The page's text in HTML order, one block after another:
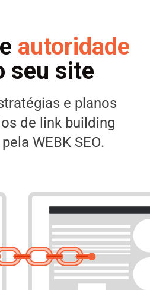
autoridade
seu site
e planos
de link building
WEBK SEO.